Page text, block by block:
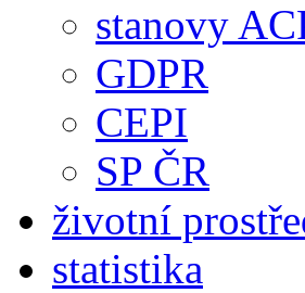
stanovy
GDPR
CEPI
SP ČR
životní
statistika